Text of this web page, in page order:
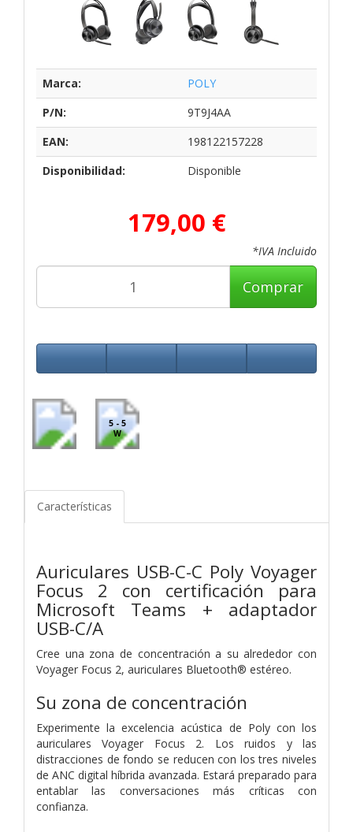
Marca:
POLY
P/N:
9T9J4AA
EAN:
198122157228
Disponibilidad:
Disponible
179,00 €
*IVA Incluido
Comprar
5 - 5
W
Características
Auriculares USB-C-C Poly Voyager
Focus 2 con certificación para
Microsoft Teams + adaptador
USB-C/A
Cree una zona de concentración a su alrededor con
Voyager Focus 2, auriculares Bluetooth® estéreo.
Su zona de concentración
Experimente la excelencia acústica de Poly con los
auriculares Voyager Focus 2. Los ruidos y las
distracciones de fondo se reducen con los tres niveles
de ANC digital híbrida avanzada. Estará preparado para
entablar las conversaciones más críticas con
confianza.